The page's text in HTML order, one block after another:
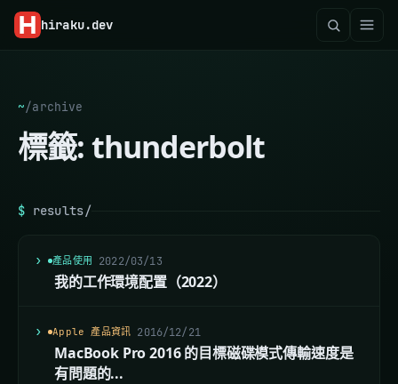
hiraku.dev
~/archive
標籤:thunderbolt
$ results/
2022/03/13
產品使用
我的工作環境配置（2022）
2016/12/21
Apple 產品資訊
MacBook Pro 2016 的目標磁碟模式傳輸速度是
有問題的...